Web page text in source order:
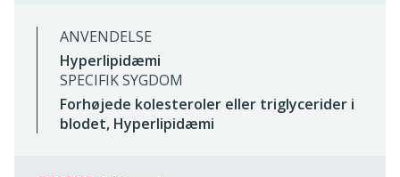
ANVENDELSE
Hyperlipidæmi
SPECIFIK SYGDOM
Forhøjede kolesteroler eller triglycerider i
blodet, Hyperlipidæmi